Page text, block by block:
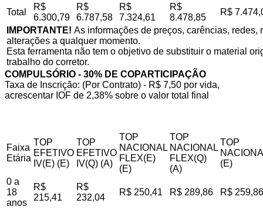
Total
R$
6.300,79
R$
6.787,58
R$
7.324,61
R$
8.478,85
R$
IMPORTANTE! As informações de preços, carências,
alterações a qualquer momento.
Esta ferramenta não tem o objetivo de substituir o material
trabalho do corretor.
COMPULSÓRIO - 30% DE COPARTICIPAÇÃO
Taxa de Inscrição: (Por Contrato) - R$ 7,50 por vida,
acrescentar IOF de 2,38% sobre o valor total final
Faixa
Etária
TOP
EFETIVO
IV(E) (E)
TOP
EFETIVO
IV(Q) (A)
TOP
NACIONAL
FLEX(E)
(E)
TOP
NACIONAL
FLEX(Q)
(A)
TOP
(E)
0 a
18
anos
R$
215,41
R$
232,04
R$ 250,41 R$ 289,86 R$ 259,86